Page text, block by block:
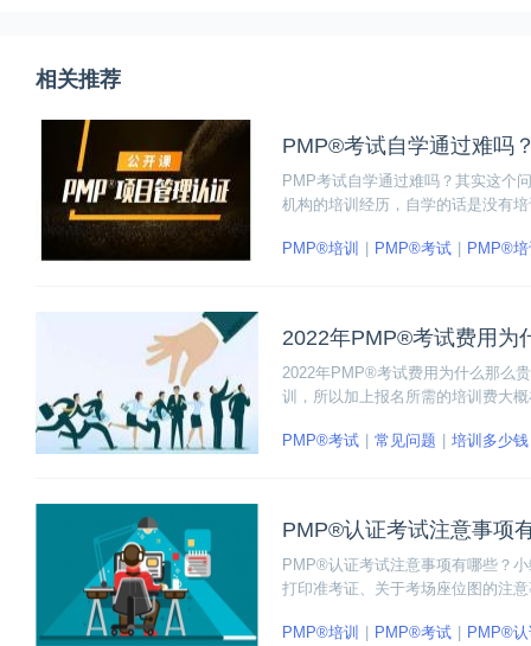
相关推荐
PMP®考试自学通过难吗
PMP考试自学通过难吗？其实这个
机构的培训经历，自学的话是没有
培训证书又能便捷高效地学到知识。
PMP®培训 PMP®考试 PMP®
2022年PMP®考试费用为
2022年PMP®考试费用为什么那么
训，所以加上报名所需的培训费大
PMP®考试
常见问题 培训多少钱
PMP®认证考试注意事项
PMP®认证考试注意事项有哪些？
打印准考证、关于考场座位图的注
PMP®培训 PMP®考试 PMP®认